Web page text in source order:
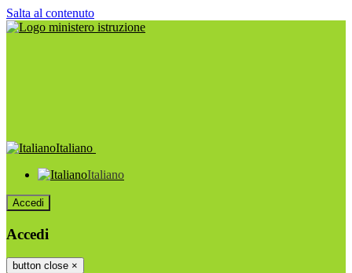
Salta al contenuto
Italiano
Italiano
Accedi
Accedi
button close ×